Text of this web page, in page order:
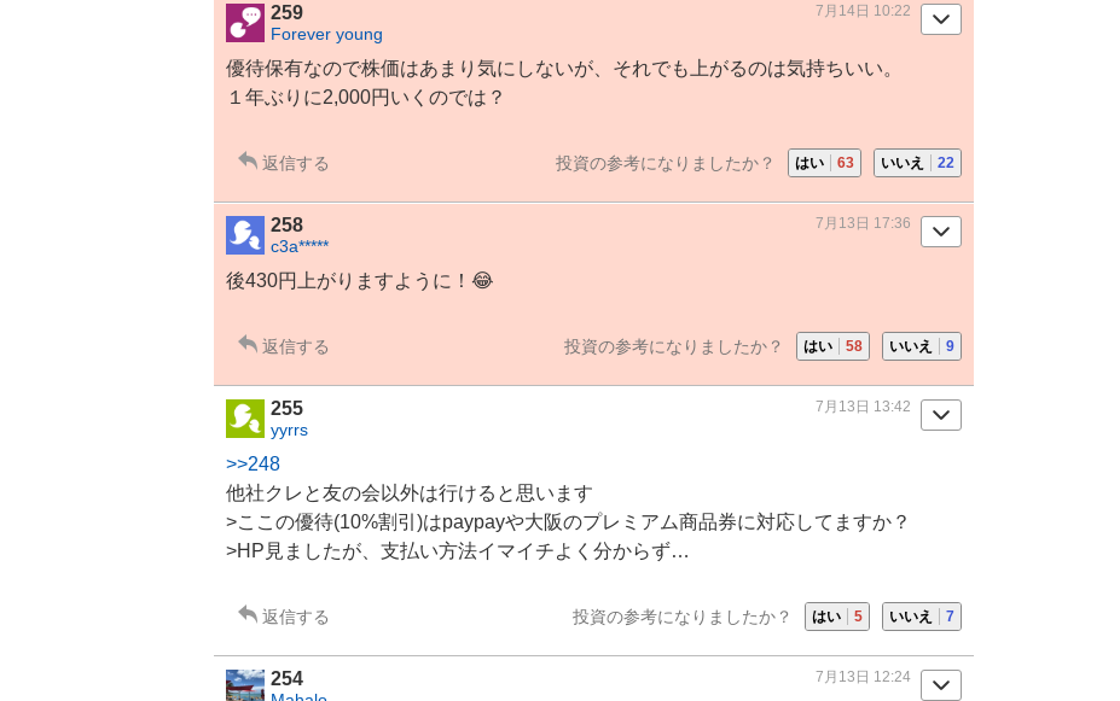
259
Forever young
7月14日 10:22
優待保有なので株価はあまり気にしないが、それでも上がるのは気持ちいい。
１年ぶりに2,000円いくのでは？
返信する 投資の参考になりましたか？ はい 63 いいえ 22
258
c3a*****
7月13日 17:36
後430円上がりますように！😂
返信する 投資の参考になりましたか？ はい 58 いいえ 9
255
yyrrs
7月13日 13:42
>>248
他社クレと友の会以外は行けると思います
>ここの優待(10%割引)はpaypayや大阪のプレミアム商品券に対応してますか？
>HP見ましたが、支払い方法イマイチよく分からず…
返信する 投資の参考になりましたか？ はい 5 いいえ 7
254 7月13日 12:24